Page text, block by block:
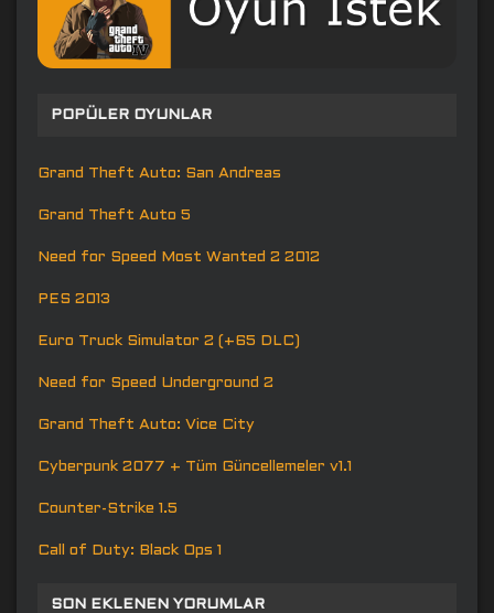
POPÜLER OYUNLAR
Grand Theft Auto: San Andreas
Grand Theft Auto 5
Need for Speed Most Wanted 2 2012
PES 2013
Euro Truck Simulator 2 (+65 DLC)
Need for Speed Underground 2
Grand Theft Auto: Vice City
Cyberpunk 2077 + Tüm Güncellemeler v1.1
Counter-Strike 1.5
Call of Duty: Black Ops 1
SON EKLENEN YORUMLAR